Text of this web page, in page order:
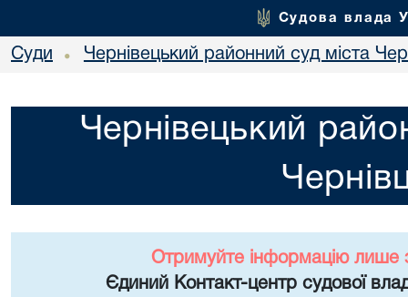
Судова влада
Суди • Чернівецький районний суд міста
Чернівецький
Отримуйте інформацію лише
Єдиний Контакт-центр судової